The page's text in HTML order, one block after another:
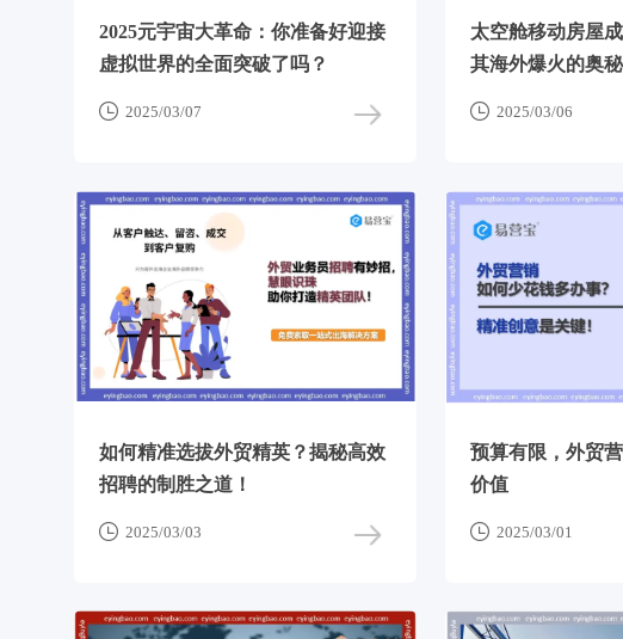
2025元宇宙大革命：你准备好迎接
虚拟世界的全面突破了吗？
 2025/03/07
太空舱移动房屋
其海外爆火的奥秘
 2025/03/06
如何精准选拔外贸精英？揭秘高效
招聘的制胜之道！
 2025/03/03
预算有限，外贸
价值
 2025/03/01